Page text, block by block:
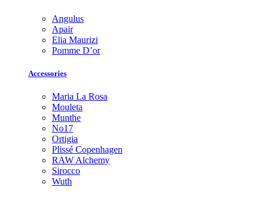
Angulus
Apair
Elia Maurizi
Pomme D’or
Accessories
Maria La Rosa
Mouleta
Munthe
No17
Ortigia
Plissé Copenhagen
RAW Alchemy
Sirocco
Wuth